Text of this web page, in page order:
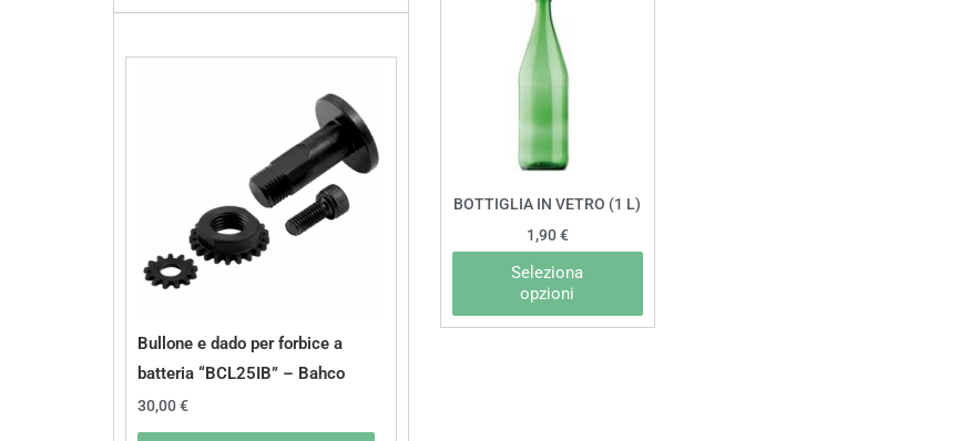
Bullone e dado per forbice a
batteria “BCL25IB” – Bahco
30,00€
BOTTIGLIA IN VETRO (1 L)
1,90€
Seleziona
opzioni
scelte
pagina